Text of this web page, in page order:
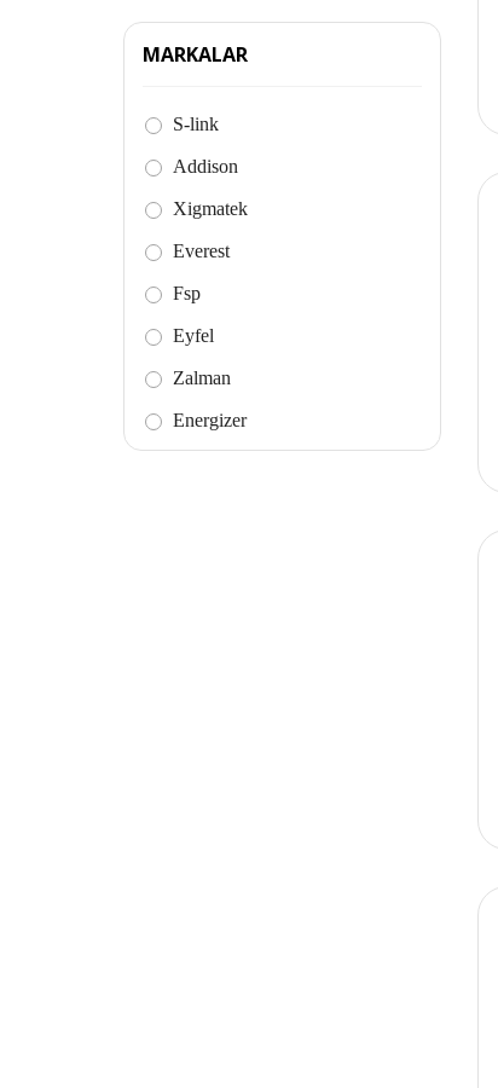
MARKALAR
S-link
Addison
Xigmatek
Everest
Fsp
Eyfel
Zalman
Energizer